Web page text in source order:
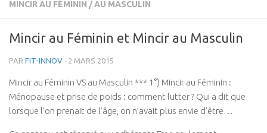
Les Programmes » Fit-innov «
Anti- Stress
Prévention du mal de dos
Sports
MINCIR AU FÉMININ / AU MASCULIN
Mincir au Féminin et Mincir au Masculin
PAR FIT-INNOV · 2 MARS 2015
Mincir au Féminin VS au Masculin *** 1°) Mincir au Féminin :
Ménopause et prise de poids : comment lutter ? Qui a dit que
lorsque l’on prenait de l’âge, on n’avait plus envie d’être…